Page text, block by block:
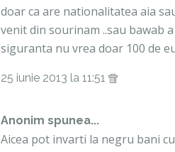
doar ca are nationalitatea aia
venit din sourinam ..sau bawab
siguranta nu vrea doar 100 de
25 iunie 2013 la 11:51
Anonim spunea...
Aicea pot invarti la negru bani